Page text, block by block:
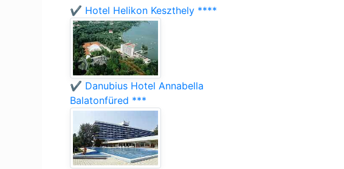
✔️ Hotel Helikon Keszthely ****
✔️ Danubius Hotel Annabella
Balatonfüred ***